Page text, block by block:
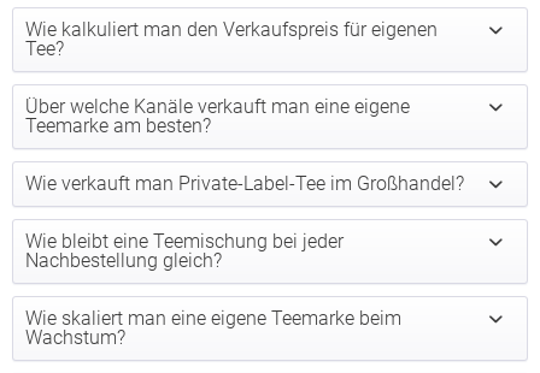
Wie kalkuliert man den Verkaufspreis für eigenen
Tee?
Über welche Kanäle verkauft man eine eigene
Teemarke am besten?
Wie verkauft man Private-Label-Tee im Großhandel?
Wie bleibt eine Teemischung bei jeder
Nachbestellung gleich?
Wie skaliert man eine eigene Teemarke beim
Wachstum?